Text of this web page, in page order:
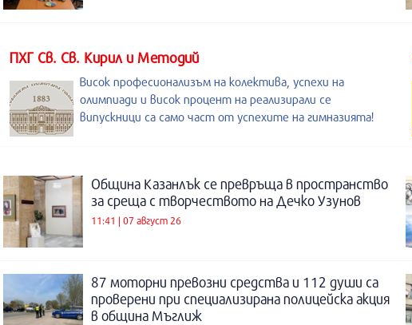
ПХГ Св. Св. Кирил и Методий
Висок професионализъм на колектива, успехи на
олимпиади и висок процент на реализирали се
випускници са само част от успехите на гимназията!
Община Казанлък се превръща в пространство
за среща с творчеството на Дечко Узунов
11:41 | 07 август 26
87 моторни превозни средства и 112 души са
проверени при специализирана полицейска акция
в община Мъглиж